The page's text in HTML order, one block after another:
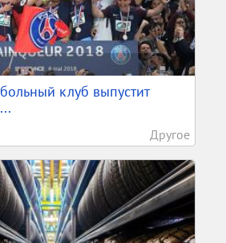
клуб выпустит
Другое